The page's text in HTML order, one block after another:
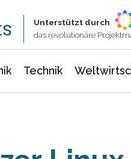
Unterstützt durch
das revolutionäre
Technik